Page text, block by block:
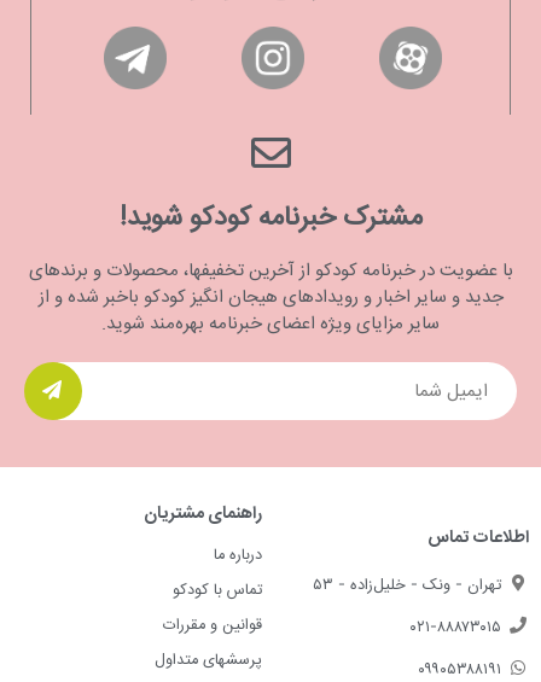
مشترک خبرنامه کودکو شوید!
با عضویت در خبرنامه کودکو از آخرین تخفیفها، محصولات و برندهای
جدید و سایر اخبار و رویدادهای هیجان انگیز کودکو باخبر شده و از
سایر مزایای ویژه اعضای خبرنامه بهره‌مند شوید.
اطلاعات تماس
تهران - ونک - خلیل‌زاده - ۵۳
۰۲۱-۸۸۸۷۳۰۱۵
۰۹۹۰۵۳۸۸۱۹۱
راهنمای مشتریان
درباره ما
تماس با کودکو
قوانین و مقررات
پرسشهای متداول